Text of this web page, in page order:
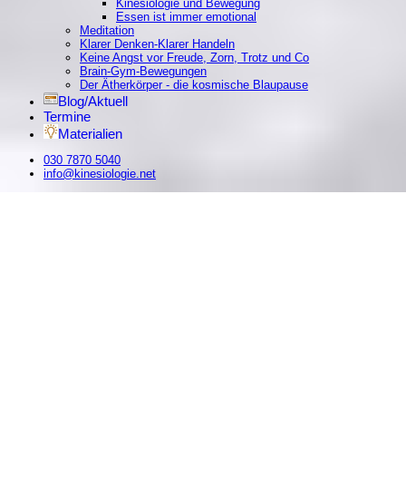
Kinesiologie und Bewegung
Essen ist immer emotional
Meditation
Klarer Denken-Klarer Handeln
Keine Angst vor Freude, Zorn, Trotz und Co
Brain-Gym-Bewegungen
Der Ätherkörper - die kosmische Blaupause
Blog/Aktuell
Termine
Materialien
030 7870 5040
info@kinesiologie.net